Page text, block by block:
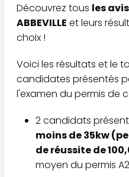
Découvrez tous les
ABBEVILLE et leurs
choix !
Voici les résultats et le
candidates présentés
l'examen du permis de
2 candidats
moins de 35kw
de réussite de
moyen du permis